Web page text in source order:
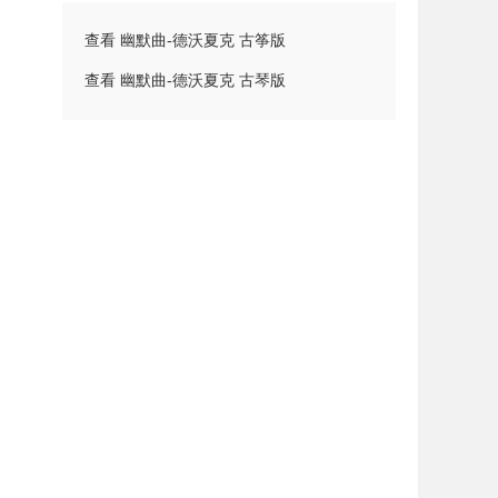
查看 幽默曲-德沃夏克 古筝版
查看 幽默曲-德沃夏克 古琴版